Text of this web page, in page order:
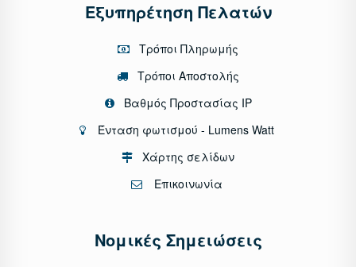
Εξυπηρέτηση Πελατών
Τρόποι Πληρωμής
Τρόποι Αποστολής
Βαθμός Προστασίας IP
Ένταση φωτισμού - Lumens Watt
Χάρτης σελίδων
Επικοινωνία
Νομικές Σημειώσεις